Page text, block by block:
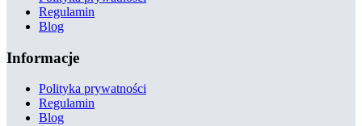
Regulamin
Blog
Informacje
Polityka prywatności
Regulamin
Blog